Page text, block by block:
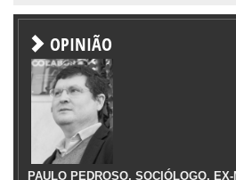
OPINIÃO
PAULO PEDROSO, SOCIÓLOGO,